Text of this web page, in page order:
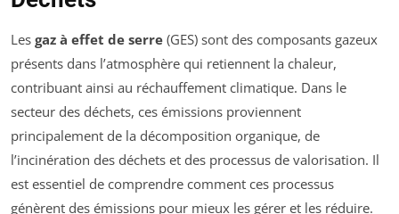
Les gaz à effet de serre (GES) sont des composants gazeux
présents dans l’atmosphère qui retiennent la chaleur,
contribuant ainsi au réchauffement climatique. Dans le
secteur des déchets, ces émissions proviennent
principalement de la décomposition organique, de
l’incinération des déchets et des processus de valorisation. Il
est essentiel de comprendre comment ces processus
génèrent des émissions pour mieux les gérer et les réduire.